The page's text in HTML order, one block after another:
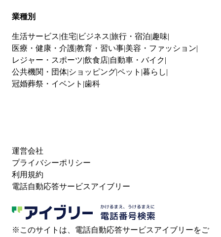
業種別
生活サービス 住宅 ビジネス 旅行・宿泊 趣味
医療・健康・介護教育・習い事 美容・ファッション
レジャー・スポーツ 飲食店 自動車・バイク
公共機関・団体 ショッピングペット 暮らし
冠婚葬祭・イベント 歯科
運営会社
プライバシーポリシー
利用規約
電話自動応答サービスアイブリー
※このサイトは、電話自動応答サービスアイブリーをご